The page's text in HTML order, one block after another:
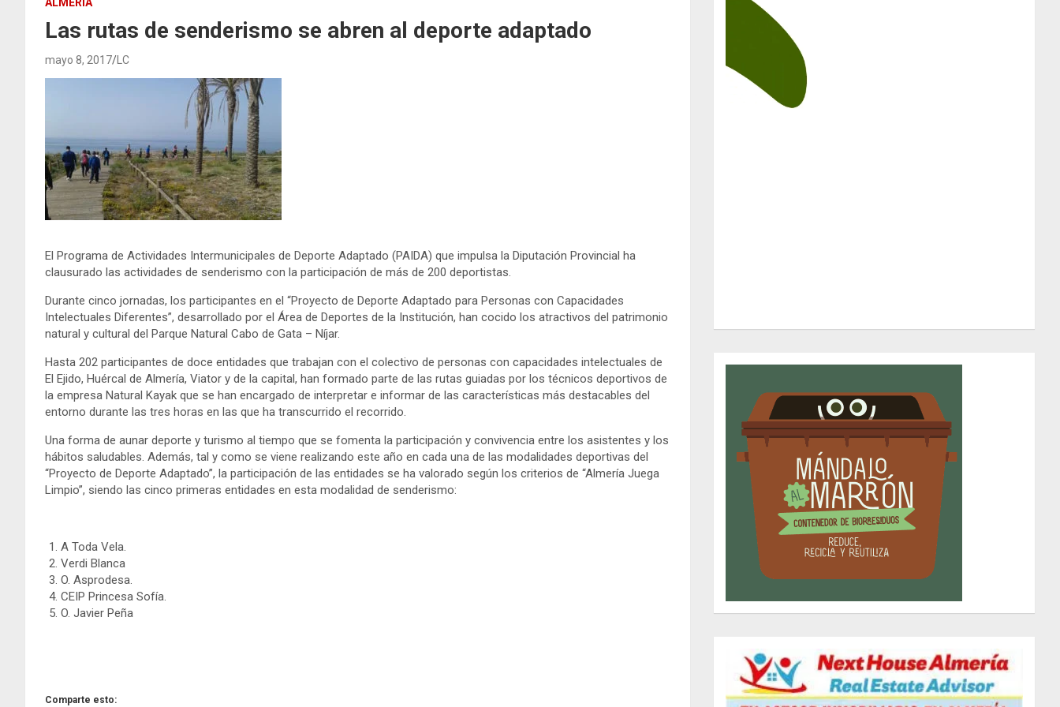
ALMERÍA
Las rutas de senderismo se abren al deporte adaptado
mayo 8, 2017 LC
El Programa de Actividades Intermunicipales de Deporte Adaptado (PAIDA) que impulsa la Diputación Provincial ha
clausurado las actividades de senderismo con la participación de más de 200 deportistas.
Durante cinco jornadas, los participantes en el “Proyecto de Deporte Adaptado para Personas con Capacidades
Intelectuales Diferentes”, desarrollado por el Área de Deportes de la Institución, han cocido los atractivos del patrimonio
natural y cultural del Parque Natural Cabo de Gata – Níjar.
Hasta 202 participantes de doce entidades que trabajan con el colectivo de personas con capacidades intelectuales de
El Ejido, Huércal de Almería, Viator y de la capital, han formado parte de las rutas guiadas por los técnicos deportivos de
la empresa Natural Kayak que se han encargado de interpretar e informar de las características más destacables del
entorno durante las tres horas en las que ha transcurrido el recorrido.
Una forma de aunar deporte y turismo al tiempo que se fomenta la participación y convivencia entre los asistentes y los
hábitos saludables. Además, tal y como se viene realizando este año en cada una de las modalidades deportivas del
“Proyecto de Deporte Adaptado”, la participación de las entidades se ha valorado según los criterios de “Almería Juega
Limpio”, siendo las cinco primeras entidades en esta modalidad de senderismo:
A Toda Vela.
Verdi Blanca
O. Asprodesa.
CEIP Princesa Sofía.
O. Javier Peña
Comparte esto: